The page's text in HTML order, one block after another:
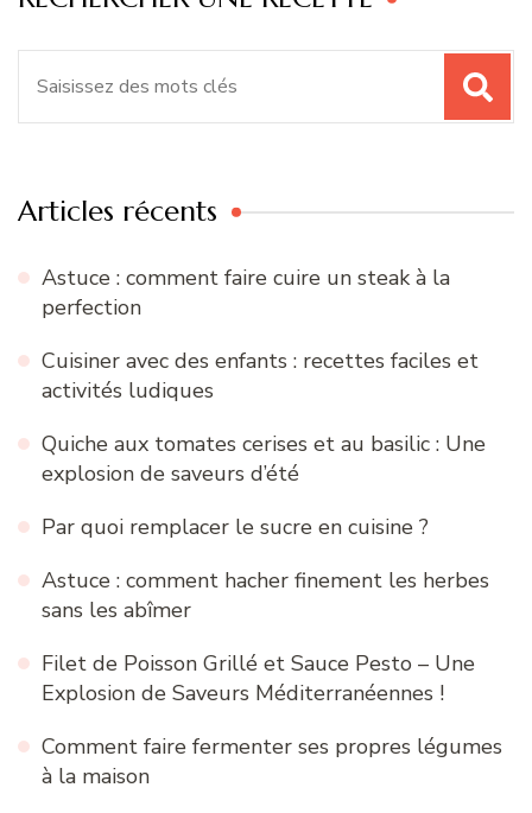
Articles récents
Astuce : comment faire cuire un steak à la
perfection
Cuisiner avec des enfants : recettes faciles et
activités ludiques
Quiche aux tomates cerises et au basilic : Une
explosion de saveurs d’été
Par quoi remplacer le sucre en cuisine ?
Astuce : comment hacher finement les herbes
sans les abîmer
Filet de Poisson Grillé et Sauce Pesto – Une
Explosion de Saveurs Méditerranéennes !
Comment faire fermenter ses propres légumes
à la maison